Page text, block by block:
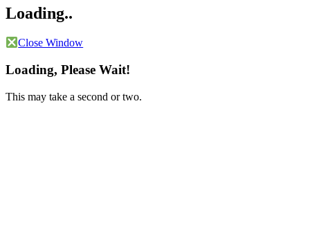
Loading..
Close Window
Loading, Please Wait!
This may take a second or two.